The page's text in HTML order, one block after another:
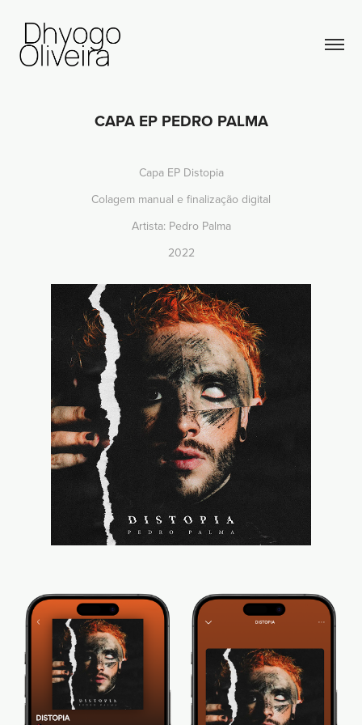
CAPA EP PEDRO PALMA
Capa EP Distopia
Colagem manual e finalização digital
Artista: Pedro Palma
2022